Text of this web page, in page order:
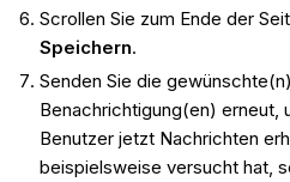
Scrollen Sie zum Ende der
Speichern.
Senden Sie die
Benachrichtigung(en) erneut,
Benutzer jetzt Nachrichten
beispielsweise versucht hat,